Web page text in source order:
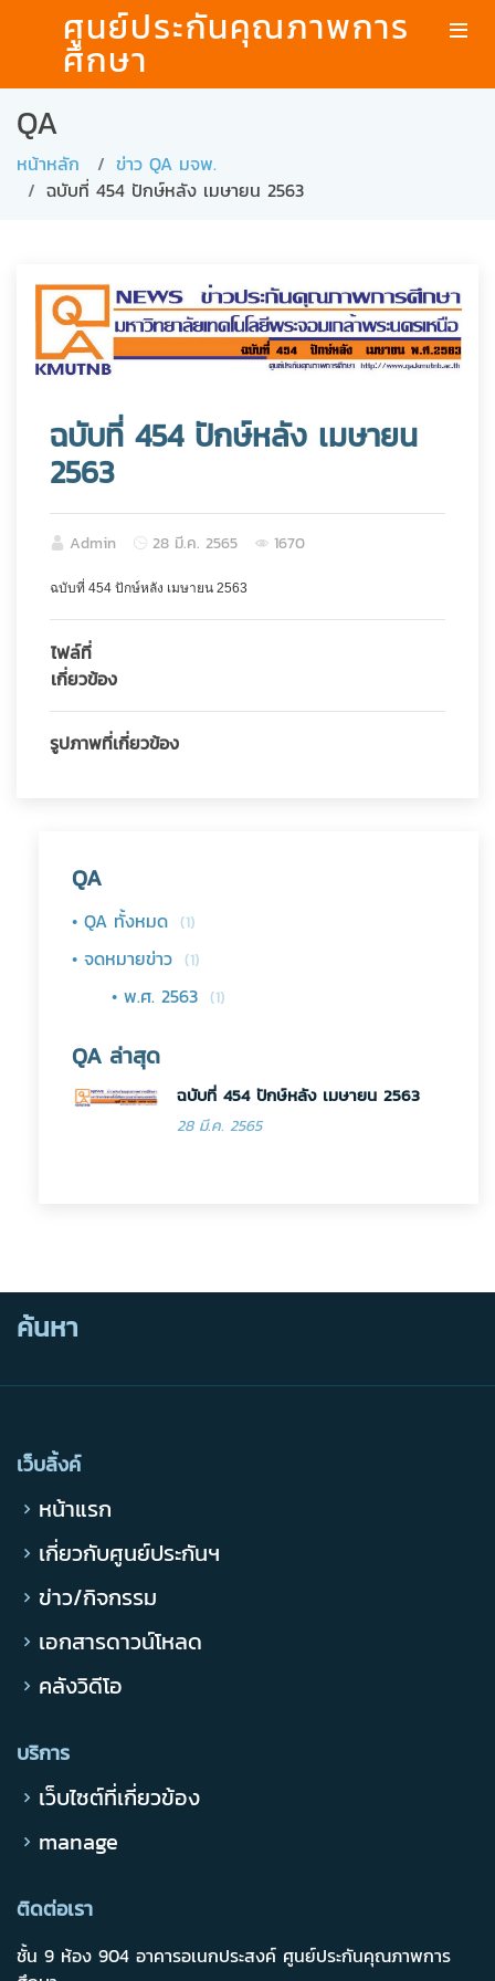
ศูนย์ประกันคุณภาพการ
ศึกษา
QA
หน้าหลัก
ข่าว QA มจพ.
ฉบับที่ 454 ปักษ์หลัง เมษายน 2563
ฉบับที่ 454 ปักษ์หลัง เมษายน
2563
Admin 28 มี.ค. 2565 1670
ฉบับที่ 454 ปักษ์หลัง เมษายน 2563
ไฟล์ที่
เกี่ยวข้อง
รูปภาพที่เกี่ยวข้อง
QA
• QA ทั้งหมด (1)
• จดหมายข่าว (1)
• พ.ศ. 2563 (1)
QA ล่าสุด
ฉบับที่ 454 ปักษ์หลัง เมษายน 2563
28 มี.ค. 2565
ค้นหา
เว็บลิ้งค์
หน้าแรก
เกี่ยวกับศูนย์ประกันฯ
ข่าว/กิจกรรม
เอกสารดาวน์โหลด
คลังวิดีโอ
บริการ
เว็บไซต์ที่เกี่ยวข้อง
manage
ติดต่อเรา
ชั้น 9 ห้อง 904 อาคารอเนกประสงค์ ศูนย์ประกันคุณภาพการ